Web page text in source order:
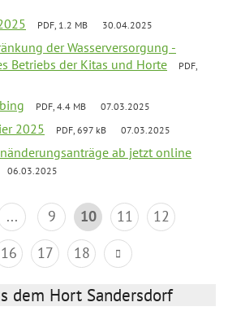
PDF, 1.2 MB 30.04.2025
der Wasserversorgung -
Betriebs der Kitas und Horte
PDF,
PDF, 4.4 MB 07.03.2025
2025 PDF, 697 kB 07.03.2025
ab jetzt online
06.03.2025
... 9 10 11
12
16 17 18
dem Hort Sandersdorf